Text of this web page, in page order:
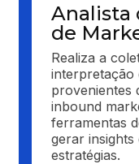
Analista
de
Realiza a
interpretação
provenientes
inbound
ferramentas
gerar insights
estratégias.